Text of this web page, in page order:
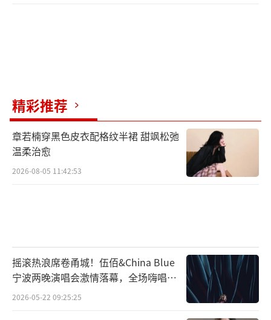
精彩推荐
章若楠穿黑色皮衣配格纹半裙 甜飒松弛
温柔治愈
2026-08-05 11:42:53
摇滚热浪席卷甬城！伍佰&China Blue
宁波两晚演唱会激情落幕，全场嗨唱氛
围炸裂
2026-05-22 09:25:25